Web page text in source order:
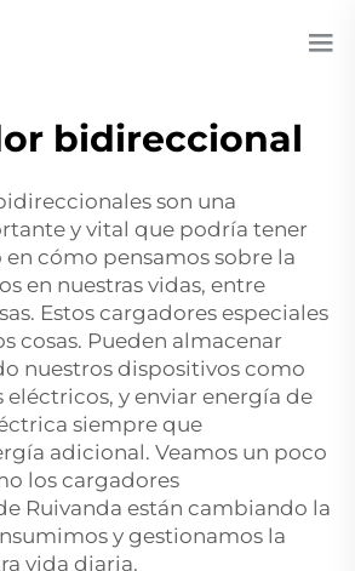
bidireccional
son una
y vital que podría tener
cómo pensamos sobre la
en nuestras vidas, entre
Estos cargadores especiales
cosas. Pueden almacenar
nuestros dispositivos como
eléctricos, y enviar energía de
siempre que
adicional. Veamos un poco
los cargadores
Ruivanda están cambiando la
y gestionamos la
vida diaria.